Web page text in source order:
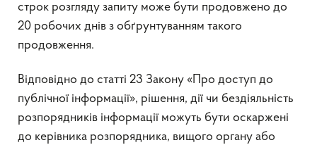
строк розгляду запиту може бути продовжено до
20 робочих днів з обґрунтуванням такого
продовження.
Відповідно до статті 23 Закону «Про доступ до
публічної інформації», рішення, дії чи бездіяльність
розпорядників інформації можуть бути оскаржені
до керівника розпорядника, вищого органу або